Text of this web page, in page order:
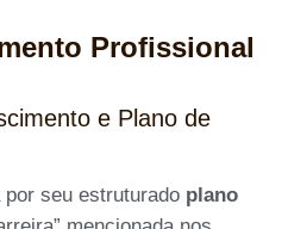
Profissional
e Plano de
seu estruturado plano